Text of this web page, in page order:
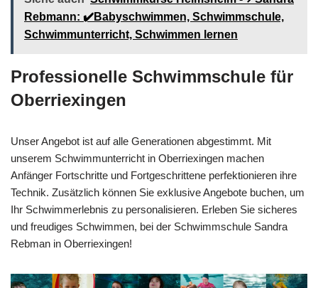
Rebmann: ✔️Babyschwimmen, Schwimmschule,
Schwimmunterricht, Schwimmen lernen
Professionelle Schwimmschule für
Oberriexingen
Unser Angebot ist auf alle Generationen abgestimmt. Mit
unserem Schwimmunterricht in Oberriexingen machen
Anfänger Fortschritte und Fortgeschrittene perfektionieren ihre
Technik. Zusätzlich können Sie exklusive Angebote buchen, um
Ihr Schwimmerlebnis zu personalisieren. Erleben Sie sicheres
und freudiges Schwimmen, bei der Schwimmschule Sandra
Rebman in Oberriexingen!